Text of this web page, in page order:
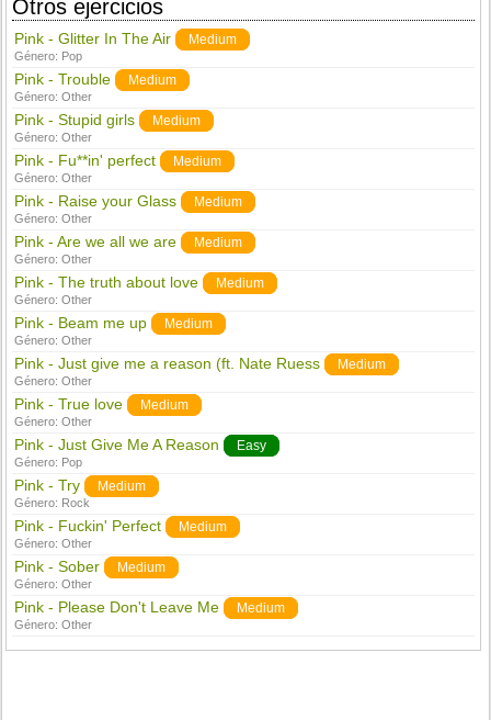
Otros ejercicios
Pink - Glitter In The Air Medium
Género: Pop
Pink - Trouble Medium
Género:Other
Pink - Stupid girls Medium
Género:Other
Pink - Fu**in' perfect Medium
Género:Other
Pink - Raise your Glass Medium
Género:Other
Pink - Are we all we are Medium
Género:Other
Pink - The truth about love Medium
Género:Other
Pink - Beam me up Medium
Género:Other
Pink - Just give me a reason (ft. Nate Ruess Medium
Género:Other
Pink - True love Medium
Género:Other
Pink - Just Give Me A Reason Easy
Género: Pop
Pink - Try Medium
Género: Rock
Pink - Fuckin' Perfect Medium
Género:Other
Pink - Sober Medium
Género:Other
Pink - Please Don't Leave Me Medium
Género:Other